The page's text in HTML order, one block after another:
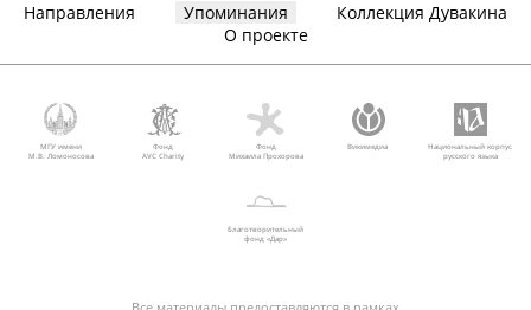
Направления Упоминания
Коллекция Дувакина
О проекте
МГУ имени
М.В. Ломоносова
Фонд
AVC Charity
Фонд
Михаила Прохорова
Викимедиа
Национальный корпус
русского языка
Благотворительный
фонд «Дар»